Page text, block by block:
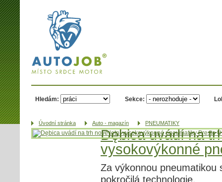
AUTOJOB.cz -
místo srdce
motor
Hledám: Sekce:
Úvodní­ stránka Auto - magazín PNEUMATIKY
Dębica uvádí na
vysokovýkonné
Za výkonnou
pokročilá technologie.